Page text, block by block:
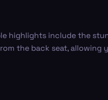
highlights include the
the back seat,